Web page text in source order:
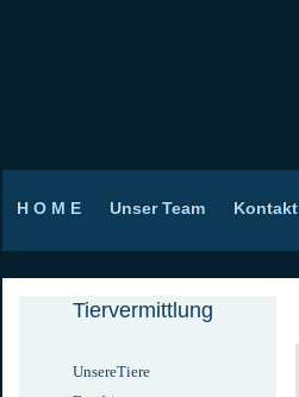
H O M E Unser Team Kontakt
Tiervermittlung
UnsereTiere